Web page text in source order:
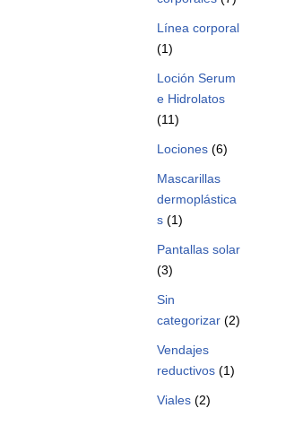
Línea corporal
(1)
Loción Serum
e Hidrolatos
(11)
Lociones (6)
Mascarillas
dermoplástica
s (1)
Pantallas solar
(3)
Sin
categorizar (2)
Vendajes
reductivos (1)
Viales (2)